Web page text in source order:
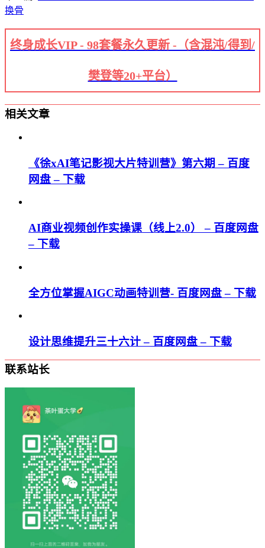
换骨
终身成长VIP - 98套餐永久更新 -（含混沌/得到/
樊登等20+平台）
相关文章
《徐xAI笔记影视大片特训营》第六期 – 百度
网盘 – 下载
AI商业视频创作实操课（线上2.0） – 百度网盘
– 下载
全方位掌握AIGC动画特训营- 百度网盘 – 下载
设计思维提升三十六计 – 百度网盘 – 下载
联系站长